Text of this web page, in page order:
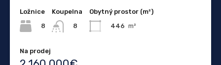
Ložnice
8
Koupelna
8
Obytný prostor (m²)
446 m²
Na prodej